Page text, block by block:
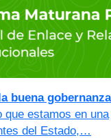
buena gobernanza
que estamos en una
del Estado,…